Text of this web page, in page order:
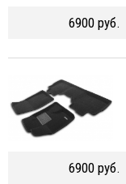
6900 руб.
6900 руб.